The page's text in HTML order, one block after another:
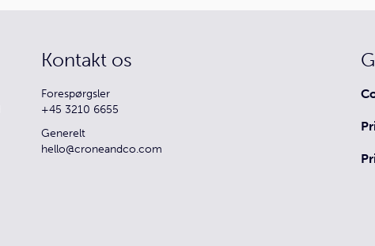
Kontakt os
Forespørgsler
+45 3210 6655
Generelt
hello@croneandco.com